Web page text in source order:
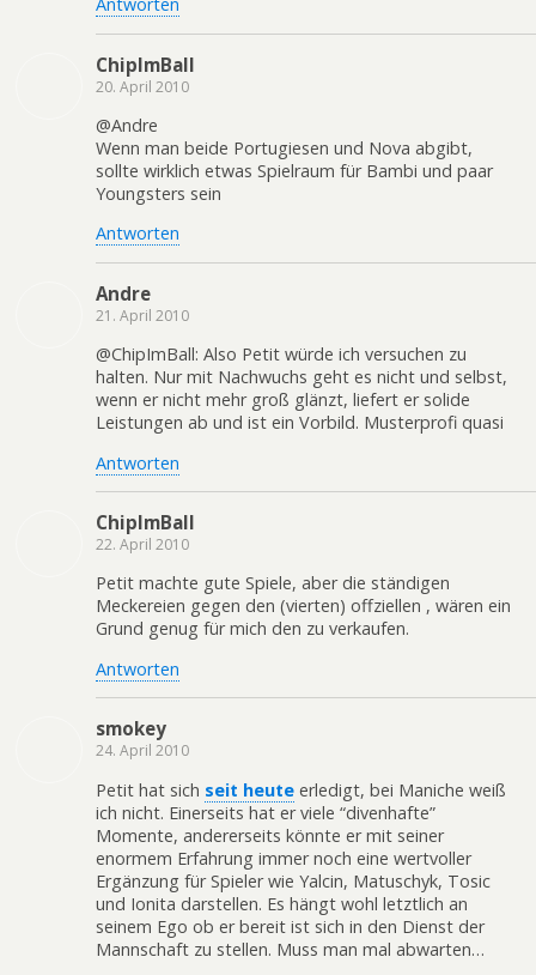
ChipImBall
20. April 2010
@Andre
Wenn man beide Portugiesen und Nova abgibt,
sollte wirklich etwas Spielraum für Bambi und paar
Youngsters sein
Antworten
Andre
21. April 2010
@ChipImBall: Also Petit würde ich versuchen zu
halten. Nur mit Nachwuchs geht es nicht und selbst,
wenn er nicht mehr groß glänzt, liefert er solide
Leistungen ab und ist ein Vorbild. Musterprofi quasi
Antworten
ChipImBall
22. April 2010
Petit machte gute Spiele, aber die ständigen
Meckereien gegen den (vierten) offziellen , wären ein
Grund genug für mich den zu verkaufen.
Antworten
smokey
24. April 2010
Petit hat sich seit heute erledigt, bei Maniche weiß
ich nicht. Einerseits hat er viele “divenhafte”
Momente, andererseits könnte er mit seiner
enormem Erfahrung immer noch eine wertvoller
Ergänzung für Spieler wie Yalcin, Matuschyk, Tosic
und Ionita darstellen. Es hängt wohl letztlich an
seinem Ego ob er bereit ist sich in den Dienst der
Mannschaft zu stellen. Muss man mal abwarten…